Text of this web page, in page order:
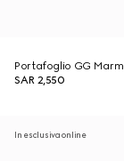
Portafoglio GG
SAR 2,550
In esclusiva online